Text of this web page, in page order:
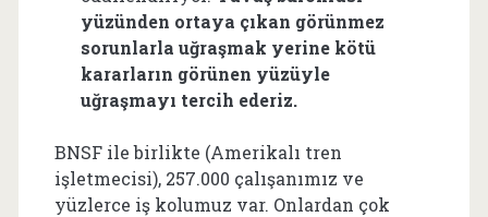
yüzünden ortaya çıkan görünmez
sorunlarla uğraşmak yerine kötü
kararların görünen yüzüyle
uğraşmayı tercih ederiz.
BNSF ile birlikte (Amerikalı tren
işletmecisi), 257.000 çalışanımız ve
yüzlerce iş kolumuz var. Onlardan çok